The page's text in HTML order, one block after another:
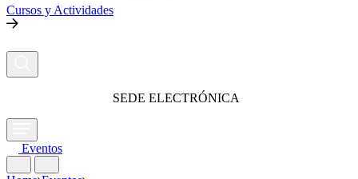
Cursos y Actividades
SEDE ELECTRÓNICA
Eventos